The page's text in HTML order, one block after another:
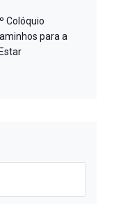
Colóquio
para a